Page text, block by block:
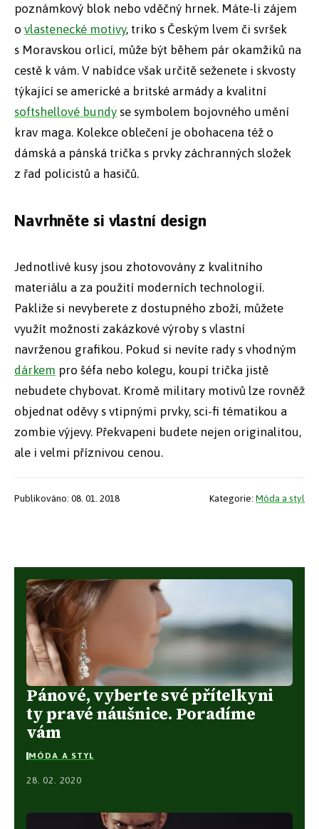
poznámkový blok nebo vděčný hrnek. Máte-li zájem
o vlastenecké motivy, triko s Českým lvem či svršek
s Moravskou orlicí, může být během pár okamžiků na
cestě k vám. V nabídce však určitě seženete i skvosty
týkající se americké a britské armády a kvalitní
softshellové bundy se symbolem bojovného umění
krav maga. Kolekce oblečení je obohacena též o
dámská a pánská trička s prvky záchranných složek
z řad policistů a hasičů.
Navrhněte si vlastní design
Jednotlivé kusy jsou zhotovovány z kvalitního
materiálu a za použití moderních technologií.
Pakliže si nevyberete z dostupného zboží, můžete
využít možnosti zakázkové výroby s vlastní
navrženou grafikou. Pokud si nevíte rady s vhodným
dárkem pro šéfa nebo kolegu, koupí trička jistě
nebudete chybovat. Kromě military motivů lze rovněž
objednat oděvy s vtipnými prvky, sci-fi tématikou a
zombie výjevy. Překvapeni budete nejen originalitou,
ale i velmi příznivou cenou.
Publikováno: 08. 01. 2018 Kategorie: Móda a styl
Pánové, vyberte své přítelkyni
ty pravé náušnice. Poradíme
vám
MÓDA A STYL
28. 02. 2020